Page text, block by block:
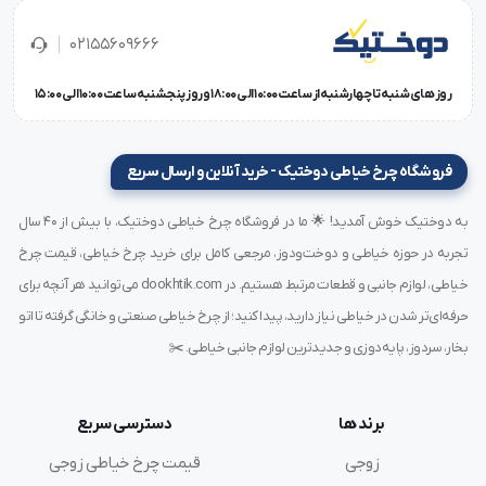
این دستگاه دارای ویژگی‌هایی است که آن را از سایر مدل‌ها
طولانی‌مدت به دستگاه می‌بخشد. سیستم دو پایه همزمان
فشار متعادل روی پارچه ایجاد کرده و کیفیت بخیه را بالا
می‌برد. موتور سروو داخلی علاوه بر مصرف پایین برق، حرارت
کمتری تولید کرده و عمر قطعات داخلی را افزایش می‌دهد.
کمتر دچار خستگی شود. امکان استفاده از نخ‌های ضخیم،
تنظیم آسان بخیه، سرویس و نگهداری راحت و پشتیبانی از
تفاوت چرخ خیاطی کامپیوتری با مدل‌های
02155609666
روز های شنبه تا چهارشنبه از ساعت 10:00 الی 18:00 و روز پنجشنبه ساعت 10:00 الی 15:00
فروشگاه چرخ خیاطی دوختیک - خرید آنلاین و ارسال سریع
به دوختیک خوش آمدید! 🌟 ما در فروشگاه چرخ خیاطی دوختیک، با بیش از ۴۰ سال
تجربه در حوزه خیاطی و دوخت‌ودوز، مرجعی کامل برای خرید چرخ خیاطی، قیمت چرخ
خیاطی، لوازم جانبی و قطعات مرتبط هستیم. در dookhtik.com می‌توانید هر آنچه برای
حرفه‌ای‌تر شدن در خیاطی نیاز دارید، پیدا کنید؛ از چرخ خیاطی صنعتی و خانگی گرفته تا اتو
بخار، سردوز، پایه‌دوزی و جدیدترین لوازم جانبی خیاطی. ✂️
برند ها
زوجی
دسترسی سریع
قیمت چرخ خیاطی زوجی